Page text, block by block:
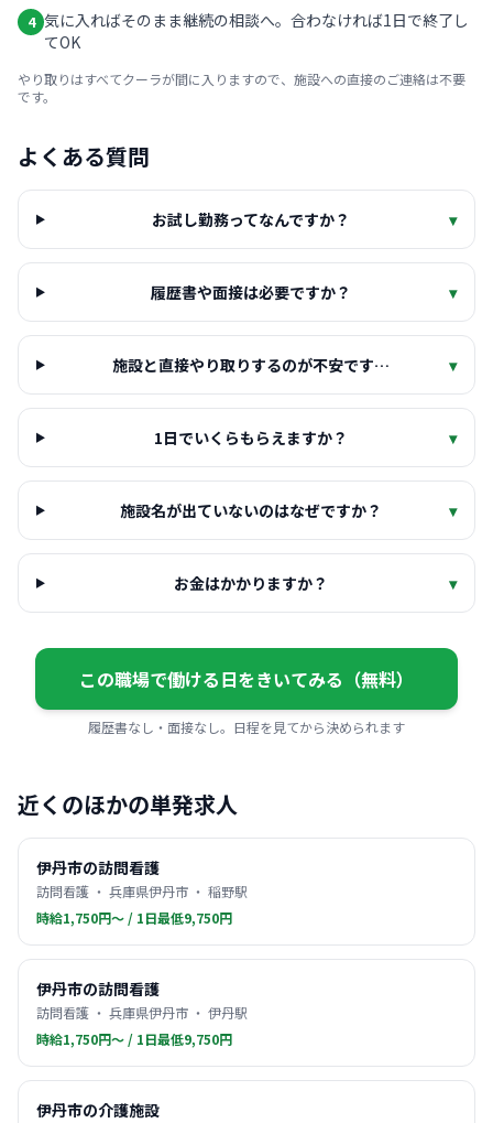
4 気に入ればそのまま継続の相談へ。合わなければ1日で終了し
てOK
やり取りはすべてクーラが間に入りますので、施設への直接のご連絡は不要
です。
よくある質問
お試し勤務ってなんですか？ ▾
履歴書や面接は必要ですか？ ▾
施設と直接やり取りするのが不安です… ▾
1日でいくらもらえますか？ ▾
施設名が出ていないのはなぜですか？ ▾
お金はかかりますか？ ▾
この職場で働ける日をきいてみる（無料）
履歴書なし・面接なし。日程を見てから決められます
近くのほかの単発求人
伊丹市の訪問看護
訪問看護 ・ 兵庫県伊丹市 ・ 稲野駅
時給1,750円〜 / 1日最低9,750円
伊丹市の訪問看護
訪問看護 ・ 兵庫県伊丹市 ・ 伊丹駅
時給1,750円〜 / 1日最低9,750円
伊丹市の介護施設